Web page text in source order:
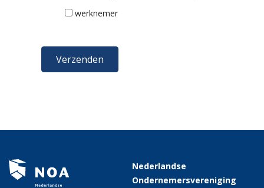
werknemer
Nederlandse
Ondernemersvereniging